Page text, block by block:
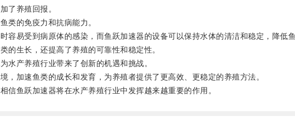
养殖回报。
的免疫力和抗病能力。
易受到病原体的感染，而鱼跃加速器的设备可以保持水体的清洁和稳定，降低鱼
生长，还提高了养殖的可靠性和稳定性。
产养殖行业带来了创新的机遇和挑战。
加速鱼类的成长和发育，为养殖者提供了更高效、更稳定的养殖方法。
鱼跃加速器将在水产养殖行业中发挥越来越重要的作用。